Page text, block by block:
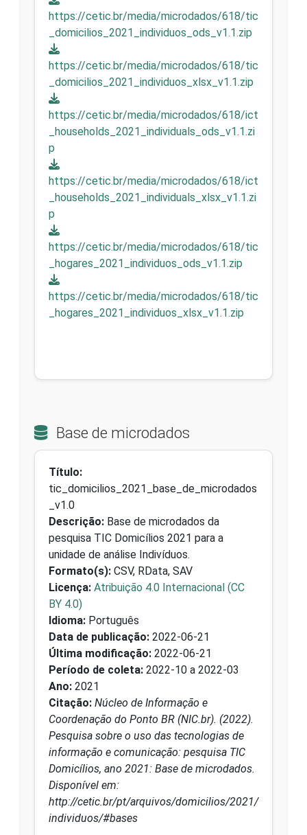
https://cetic.br/media/microdados/618/tic
_domicilios_2021_individuos_ods_v1.1.zip
https://cetic.br/media/microdados/618/tic
_domicilios_2021_individuos_xlsx_v1.1.zip
https://cetic.br/media/microdados/618/ict
_households_2021_individuals_ods_v1.1.zi
p
https://cetic.br/media/microdados/618/ict
_households_2021_individuals_xlsx_v1.1.zi
p
https://cetic.br/media/microdados/618/tic
_hogares_2021_individuos_ods_v1.1.zip
https://cetic.br/media/microdados/618/tic
_hogares_2021_individuos_xlsx_v1.1.zip
Base de microdados
Título:
tic_domicilios_2021_base_de_microdados
_v1.0
Descrição: Base de microdados da
pesquisa TIC Domicílios 2021 para a
unidade de análise Indivíduos.
Formato(s): CSV, RData, SAV
Licença: Atribuição 4.0 Internacional (CC
BY 4.0)
Idioma: Português
Data de publicação: 2022-06-21
Última modificação: 2022-06-21
Período de coleta: 2022-10 a 2022-03
Ano: 2021
Citação: Núcleo de Informação e
Coordenação do Ponto BR (NIC.br). (2022).
Pesquisa sobre o uso das tecnologias de
informação e comunicação: pesquisa TIC
Domicílios, ano 2021: Base de microdados.
Disponível em:
http://cetic.br/pt/arquivos/domicilios/2021/
individuos/#bases